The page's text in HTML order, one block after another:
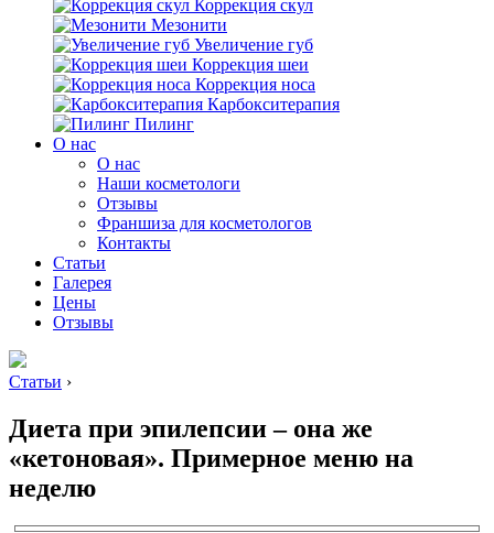
Коррекция скул
Мезонити
Увеличение губ
Коррекция шеи
Коррекция носа
Карбокситерапия
Пилинг
O нас
O нас
Наши косметологи
Отзывы
Франшиза для косметологов
Контакты
Статьи
Галерея
Цены
Отзывы
Статьи ›
Диета при эпилепсии – она же
«кетоновая». Примерное меню на
неделю